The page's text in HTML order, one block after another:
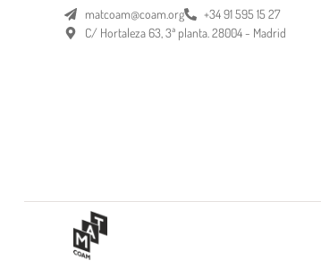
matcoam@coam.org
+34 91 595 15 27
C/ Hortaleza 63, 3ª planta. 28004 - Madrid